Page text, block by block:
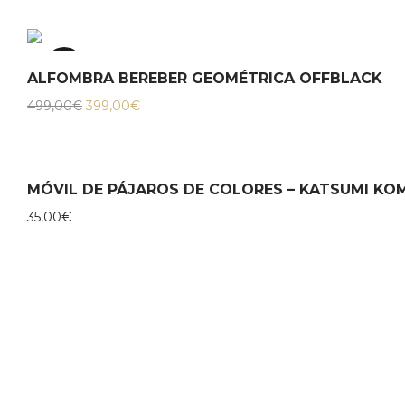
ALFOMBRA BEREBER GEOMÉTRICA OFFBLACK
499,00€ El
499,00€.
399,00€El
MÓVIL DE PÁJAROS DE COLORES – KATSUMI
35,00€